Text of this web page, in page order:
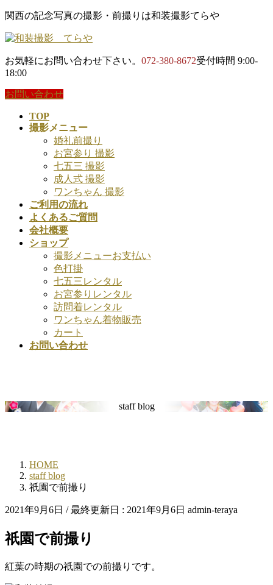
コ
テ
ツ
に
移
ナ
ゲ
シ
ョ
ン
関西の記念写真の撮影・前撮りは和装撮影てらや
お気軽にお問い合わせ下さい。 072-380-8672受付時間 9:00-
18:00
お問い合わせ
TOP
撮影メニュー
婚礼前撮り
お宮参り 撮影
七五三 撮影
成人式 撮影
ワンちゃん 撮影
ご利用の流れ
よくあるご質問
会社概要
ショップ
撮影メニューお支払い
色打掛
七五三レンタル
お宮参りレンタル
訪問着レンタル
ワンちゃん着物販売
カート
お問い合わせ
staff blog
HOME
staff blog
祇園で前撮り
2021年9月6日 / 最終更新日 : 2021年9月6日 admin-teraya
祇園で前撮り
紅葉の時期の祇園での前撮りです。